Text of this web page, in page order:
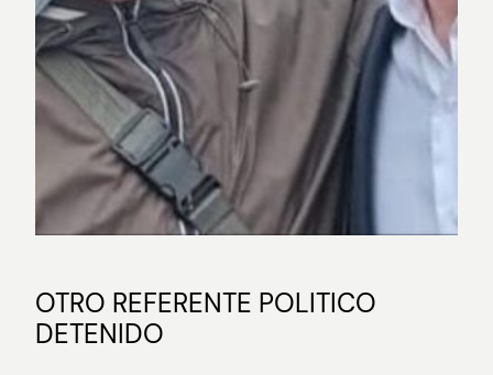
OTRO REFERENTE POLITICO
DETENIDO